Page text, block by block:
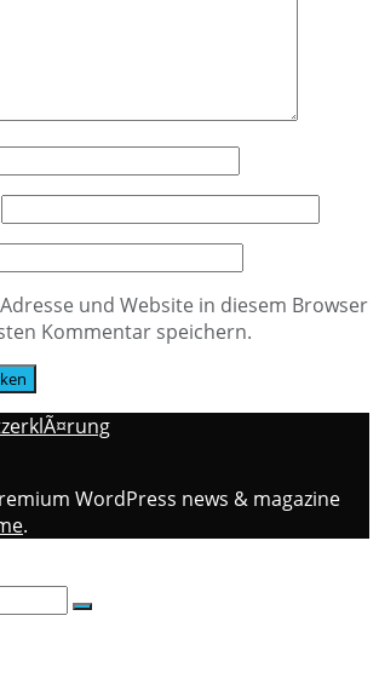
und Website in diesem Browser
Kommentar speichern.
WordPress news & magazine
.